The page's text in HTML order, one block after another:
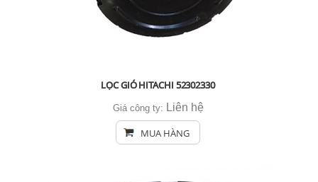
LỌC GIÓ HITACHI 52302330
Giá công ty: Liên hệ
MUA HÀNG